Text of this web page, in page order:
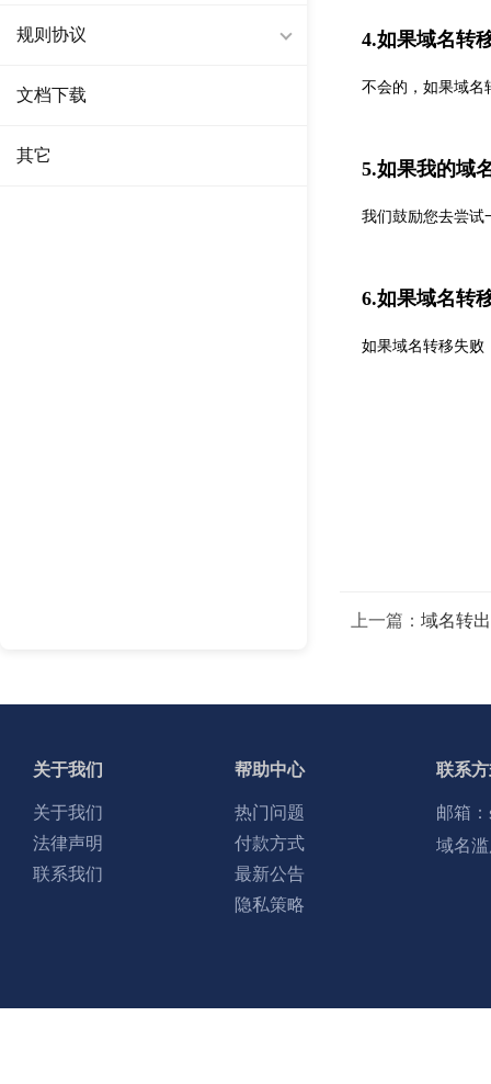
规则协议
文档下载
其它
4.如果域名转
不会的，如果域名
5.如果我的域
我们鼓励您去尝试
6.如果域名转
如果域名转移失败
上一篇： 域名转
关于我们
关于我们
法律声明
联系我们
帮助中心
热门问题
付款方式
最新公告
隐私策略
联系
邮箱：
域名